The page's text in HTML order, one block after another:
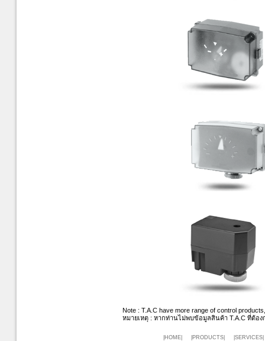
Note : T.A.C have more range of control
หมายเหตุ : หากท่านไม่พบข้อมูลสินค้า T.A.C ที่ต้อง
|HOME| |PRODUCTS| |SERVICES|